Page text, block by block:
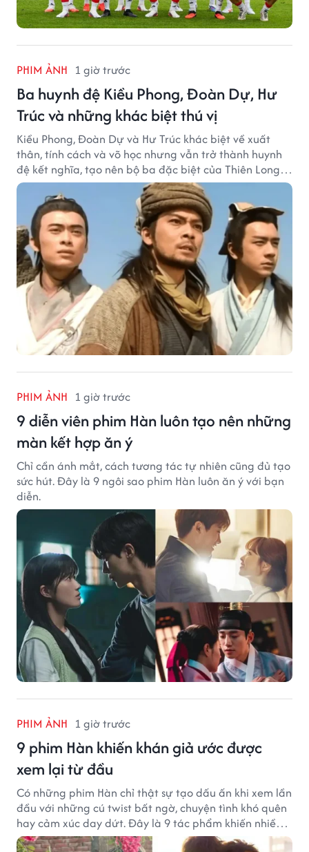
PHIM ẢNH 1 giờ trước
Ba huynh đệ Kiều Phong, Đoàn Dự, Hư
Trúc và những khác biệt thú vị
Kiều Phong, Đoàn Dự và Hư Trúc khác biệt về xuất
thân, tính cách và võ học nhưng vẫn trở thành huynh
đệ kết nghĩa, tạo nên bộ ba đặc biệt của Thiên Long
Bát Bộ.
PHIM ẢNH 1 giờ trước
9 diễn viên phim Hàn luôn tạo nên những
màn kết hợp ăn ý
Chỉ cần ánh mắt, cách tương tác tự nhiên cũng đủ tạo
sức hút. Đây là 9 ngôi sao phim Hàn luôn ăn ý với bạn
diễn.
PHIM ẢNH 1 giờ trước
9 phim Hàn khiến khán giả ước được
xem lại từ đầu
Có những phim Hàn chỉ thật sự tạo dấu ấn khi xem lần
đầu với những cú twist bất ngờ, chuyện tình khó quên
hay cảm xúc day dứt. Đây là 9 tác phẩm khiến nhiều
khán giả ước có thể trải nghiệm lại từ đầu.